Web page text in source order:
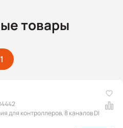
товары
для контроллеров, 8 каналов DI